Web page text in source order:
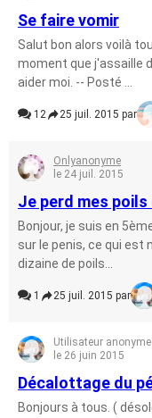
Se faire vomir
Salut bon alors voilà
moment que j'assaille
aider moi. -- Posté ...
12 25 juil. 2015 par
Onlyanonyme
le 24 juil. 2015
Je perd mes poils
Bonjour, je suis en
sur le penis, ce qui est
dizaine de poils...
1 25 juil. 2015 par
Utilisateur anonyme
le 26 juin 2015
Décalottage du
Bonjours à tous. (